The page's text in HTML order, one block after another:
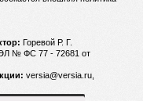
Горевой Р. Г.
№ ФС 77 - 72681 от
versia@versia.ru,